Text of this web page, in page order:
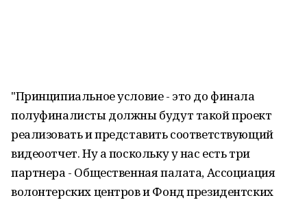
"Принципиальное условие - это до финала
полуфиналисты должны будут такой проект
реализовать и представить соответствующий
видеоотчет. Ну а поскольку у нас есть три
партнера - Общественная палата, Ассоциация
волонтерских центров и Фонд президентских